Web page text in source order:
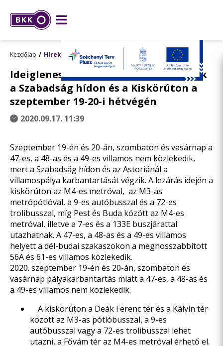
Kezdőlap Hírek
Ideiglenesen nem járnak a villamosok
a Szabadság hídon és a Kiskörúton a
szeptember 19-20-i hétvégén
2020.09.17. 11:39
Szeptember 19-én és 20-án, szombaton és vasárnap a
47-es, a 48-as és a 49-es villamos nem közlekedik,
mert a Szabadság hídon és az Astoriánál a
villamospálya karbantartását végzik. A lezárás idején a
kiskörúton az M4-es metróval, az M3-as
metrópótlóval, a 9-es autóbusszal és a 72-es
trolibusszal, míg Pest és Buda között az M4-es
metróval, illetve a 7-es és a 133E buszjárattal
utazhatnak. A 47-es, a 48-as és a 49-es villamos
helyett a dél-budai szakaszokon a meghosszabbított
56A és 61-es villamos közlekedik.
2020. szeptember 19-én és 20-án, szombaton és
vasárnap pályakarbantartás miatt a 47-es, a 48-as és
a 49-es villamos nem közlekedik.
A kiskörúton a Deák Ferenc tér és a Kálvin tér
között az M3-as pótlóbusszal, a 9-es
autóbusszal vagy a 72-es trolibusszal lehet
utazni, a Fővám tér az M4-es metróval érhető el.